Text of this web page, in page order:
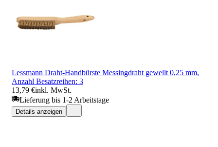
Lessmann Draht-Handbürste Messingdraht gewellt 0,25 mm,
Anzahl Besatzreihen: 3
13,79 €inkl. MwSt.
Lieferung bis 1-2 Arbeitstage
Details anzeigen